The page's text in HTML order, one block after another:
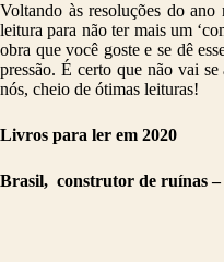
Voltando às resoluções do
leitura para não ter mais um
obra que você goste e se dê
pressão. É certo que não vai
nós, cheio de ótimas leituras!
Livros para ler em 2020
Brasil, construtor de ruínas